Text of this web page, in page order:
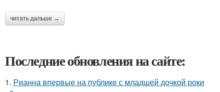
читать дальше →
Последние обновления на сайте:
1. Рианна впервые на публике с младшей дочкой роки